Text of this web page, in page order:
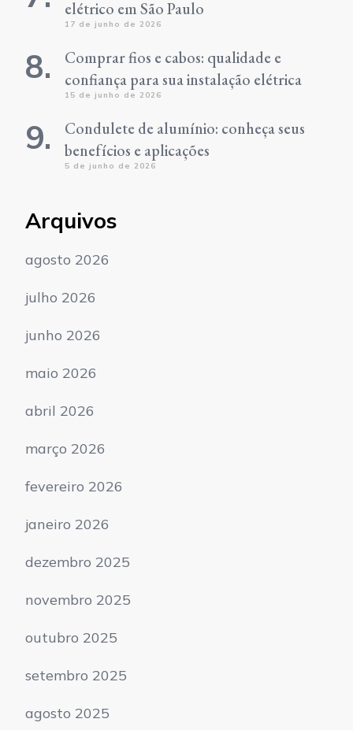
elétrico em São Paulo
17 de junho de 2026
Comprar fios e cabos: qualidade e
confiança para sua instalação elétrica
15 de junho de 2026
Condulete de alumínio: conheça seus
benefícios e aplicações
5 de junho de 2026
Arquivos
agosto 2026
julho 2026
junho 2026
maio 2026
abril 2026
março 2026
fevereiro 2026
janeiro 2026
dezembro 2025
novembro 2025
outubro 2025
setembro 2025
agosto 2025